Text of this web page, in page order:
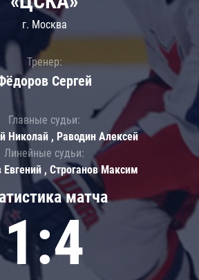
матча
1:4
г. Москва
Тренер:
Сергей
Главные судьи:
Николай , Раводин Алексей
Линейные судьи:
Евгений , Строганов Максим